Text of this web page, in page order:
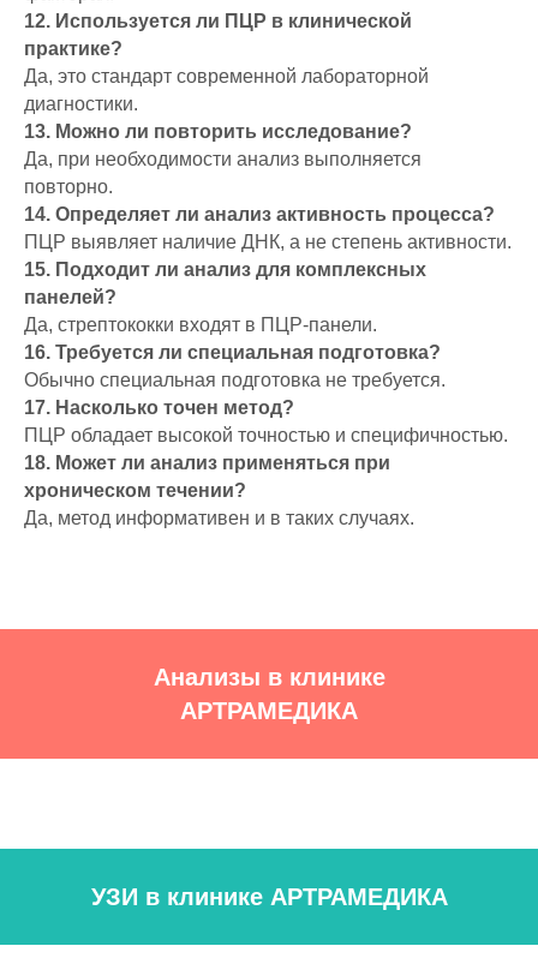
12. Используется ли ПЦР в клинической
практике?
Да, это стандарт современной лабораторной
диагностики.
13. Можно ли повторить исследование?
Да, при необходимости анализ выполняется
повторно.
14. Определяет ли анализ активность процесса?
ПЦР выявляет наличие ДНК, а не степень активности.
15. Подходит ли анализ для комплексных
панелей?
Да, стрептококки входят в ПЦР-панели.
16. Требуется ли специальная подготовка?
Обычно специальная подготовка не требуется.
17. Насколько точен метод?
ПЦР обладает высокой точностью и специфичностью.
18. Может ли анализ применяться при
хроническом течении?
Да, метод информативен и в таких случаях.
Анализы в клинике
АРТРАМЕДИКА
УЗИ в клинике АРТРАМЕДИКА